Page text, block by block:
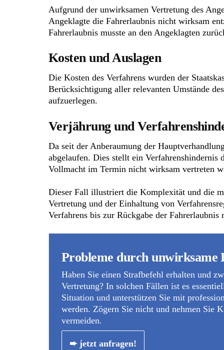
Aufgrund der unwirksamen Vertretung des
Angeklagte die Fahrerlaubnis nicht wirksam
Fahrerlaubnis musste an den Angeklagten
Kosten und Auslagen
Die Kosten des Verfahrens wurden der
Berücksichtigung aller relevanten Umstände
aufzuerlegen.
Verjährung und
Da seit der Anberaumung der
abgelaufen. Dies stellt ein Verfahrenshindernis
Vollmacht im Termin nicht wirksam vertreten
Dieser Fall illustriert die Komplexität und die
Vertretung und der Einhaltung von
Verfahrens bis zur Rückgabe der Fahrerlaubnis
Probleme durch unwirksame
Haben Sie einen Strafbefehl erhalten und
Vertretung? In solchen Fällen ist es
Situation und unterstützen Sie mit
werden. Zögern Sie nicht und nehmen Sie
vermeiden.
➨ jetzt anfragen!